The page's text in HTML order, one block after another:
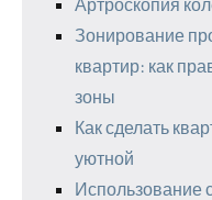
Зонирование
квартир: как
зоны
Как сделать
уютной
Использование